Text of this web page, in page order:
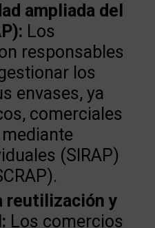
ampliada del
Los
responsables
los
envases, ya
comerciales
(SIRAP)
reutilización y
Los comercios